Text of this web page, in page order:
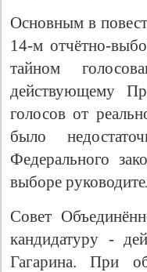
Основным в
14-м отчётно-
тайном
действующему
голосов от
было
Федерального
выборе
Совет
кандидатуру -
Гагарина. При